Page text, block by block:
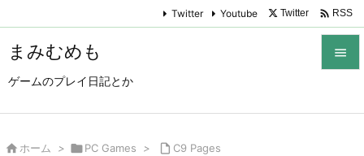
まみむめも
ゲームのプレイ日記とか

Twitter Youtube Twitter  RSS
 ホーム > PC Games >  C9 Pages